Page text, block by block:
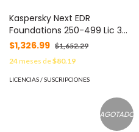
Kaspersky Next EDR
Foundations 250-499 Lic 3
Años C/U KL4065ZATTS -
$1,326.99 $1,652.29
24meses de$80.19
LICENCIAS / SUSCRIPCIONES
AGOTADO